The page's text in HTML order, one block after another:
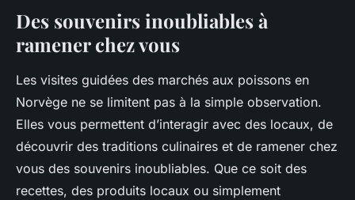
Des souvenirs inoubliables à
ramener chez vous
Les visites guidées des marchés aux poissons en
Norvège ne se limitent pas à la simple observation.
Elles vous permettent d’interagir avec des locaux, de
découvrir des traditions culinaires et de ramener chez
vous des souvenirs inoubliables. Que ce soit des
recettes, des produits locaux ou simplement